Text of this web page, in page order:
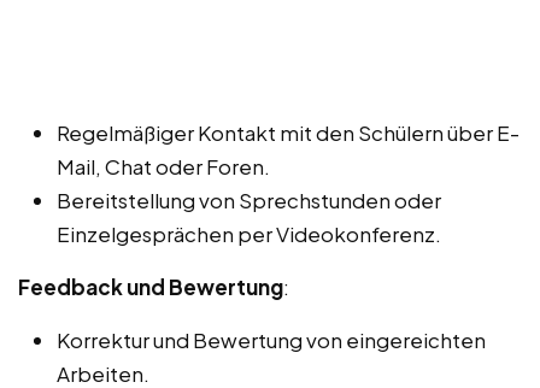
Regelmäßiger Kontakt mit den Schülern über E-
Mail, Chat oder Foren.
Bereitstellung von Sprechstunden oder
Einzelgesprächen per Videokonferenz.
Feedback und Bewertung:
Korrektur und Bewertung von eingereichten
Arbeiten.